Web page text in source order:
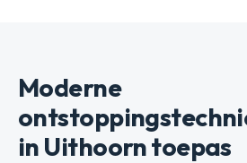
Moderne
in Uithoorn toepas